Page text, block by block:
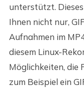
unterstützt.
Ihnen nicht nur,
Aufnahmen im
diesem Linux-
Möglichkeiten, die
zum Beispiel ein